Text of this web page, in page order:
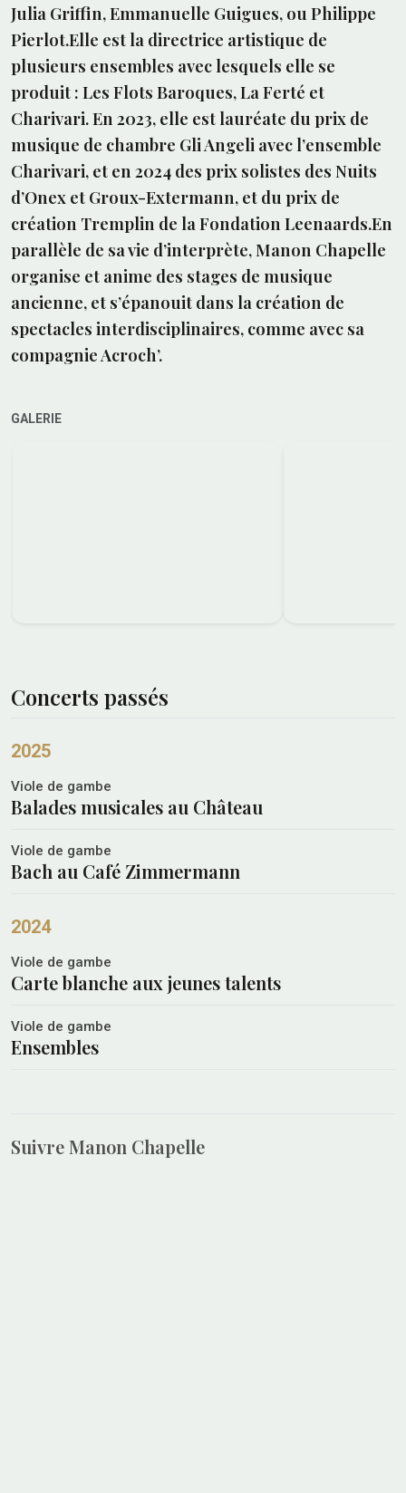
Julia Griffin, Emmanuelle Guigues, ou Philippe
Pierlot.Elle est la directrice artistique de
plusieurs ensembles avec lesquels elle se
produit : Les Flots Baroques, La Ferté et
Charivari. En 2023, elle est lauréate du prix de
musique de chambre Gli Angeli avec l’ensemble
Charivari, et en 2024 des prix solistes des Nuits
d’Onex et Groux-Extermann, et du prix de
création Tremplin de la Fondation Leenaards.En
parallèle de sa vie d’interprète, Manon Chapelle
organise et anime des stages de musique
ancienne, et s’épanouit dans la création de
spectacles interdisciplinaires, comme avec sa
compagnie Acroch’.
GALERIE
Concerts passés
2025
Balades musicales au Château
Viole de gambe
Bach au Café Zimmermann
Viole de gambe
2024
Carte blanche aux jeunes talents
Viole de gambe
Ensembles
Viole de gambe
Suivre Manon Chapelle